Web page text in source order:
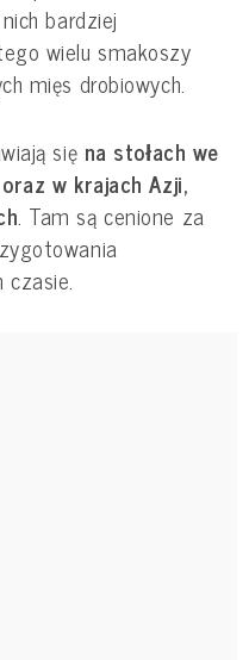
bardziej
wielu smakoszy
mięs drobiowych.
się na stołach we
w krajach Azji,
. Tam są cenione za